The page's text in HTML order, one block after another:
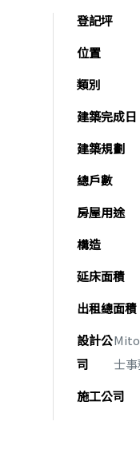
登記坪
位置
類別
建築完成日
建築規劃
總戶數
房屋用途
構造
延床面積
出租總面積
設計公
司
士
施工公司